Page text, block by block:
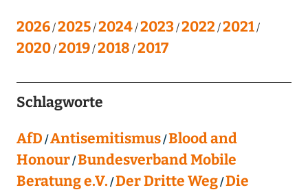
2026 2025 2024 2023 2022 2021
2020 2019 2018 2017
Schlagworte
AfD Antisemitismus Blood and
Honour Bundesverband Mobile
Beratung e.V. Der Dritte Weg Die